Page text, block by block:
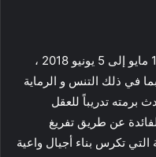
2018
،
في ذلك التنس و الرماية
برمته تدريباً للعقل
عن طريق تفريغ
تكرس بناء أجيال واعية